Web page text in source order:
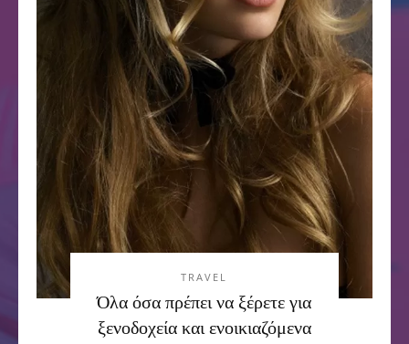
TRAVEL
Όλα όσα πρέπει να ξέρετε για
ξενοδοχεία και ενοικιαζόμενα